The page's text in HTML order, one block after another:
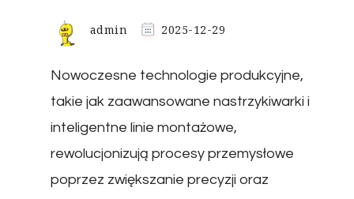
admin 2025-12-29
Nowoczesne technologie produkcyjne,
takie jak zaawansowane nastrzykiwarki i
inteligentne linie montażowe,
rewolucjonizują procesy przemysłowe
poprzez zwiększanie precyzji oraz